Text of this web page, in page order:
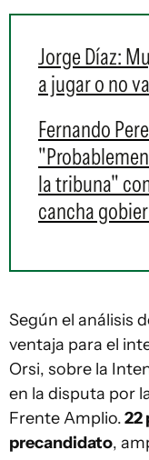
Jorge Díaz:
a jugar o no
Fernando
la tribuna"
cancha
Según el análisis
ventaja para el
Orsi, sobre la
en la disputa por
Frente Amplio.22
precandidato,